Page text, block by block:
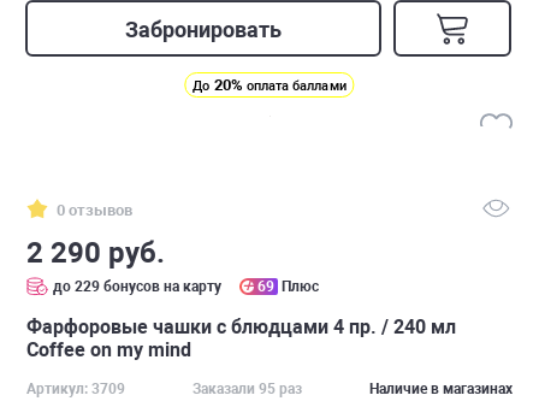
Забронировать
До 20% оплата баллами
0 отзывов
2 290 руб.
до 229 бонусов на карту 69 Плюс
Фарфоровые чашки с блюдцами 4 пр. / 240 мл
Coffee on my mind
Артикул: 3709 Заказали 95 раз Наличие в магазинах